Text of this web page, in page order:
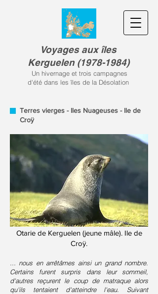
Voyages aux îles
Kerguelen (1978-1984)
Un hivernage et trois campagnes
d'été dans les îles de la Désolation
Terres vierges - Iles Nuageuses - Ile de
Croÿ
Otarie de Kerguelen (jeune mâle). Ile de
Croÿ.
... nous en arrêtâmes ainsi un grand nombre.
Certains furent surpris dans leur sommeil,
d'autres reçurent le coup de matraque alors
qu'ils tentaient d'atteindre l'eau. Suivant